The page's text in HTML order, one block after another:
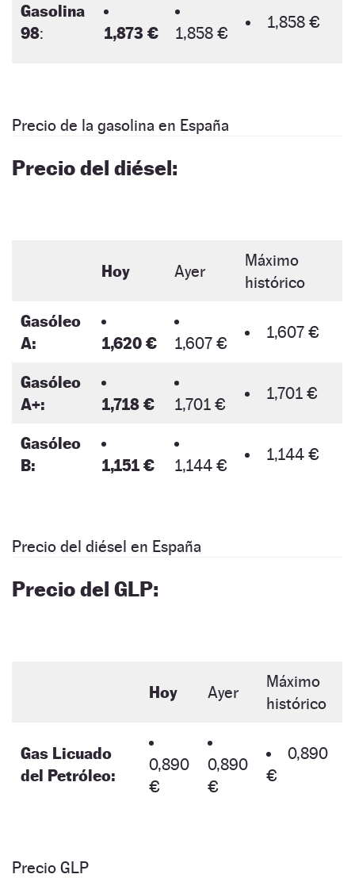
Gasolina
98: 1,873 € 1,858 €
1,858 €
Precio de la gasolina en España
Precio del diésel:
Hoy Ayer
Máximo
histórico
Gasóleo
A:
1,620 € 1,607 €
1,607 €
Gasóleo
A+:
1,718 € 1,701 €
1,701 €
Gasóleo
B:
1,151 € 1,144 €
1,144 €
Precio del diésel en España
Precio del GLP:
Hoy Ayer
Máximo
histórico
Gas Licuado
del Petróleo:
0,890
€
0,890
€
0,890
€
Precio GLP